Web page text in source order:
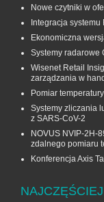
Nowe czytniki w
Integracja
Ekonomiczna
Systemy radarowe
Wisenet Retail
zarządzania w
Pomiar
Systemy zliczania
z SARS-CoV-2
NOVUS NVIP-2H-
zdalnego pomiaru
Konferencja Axis